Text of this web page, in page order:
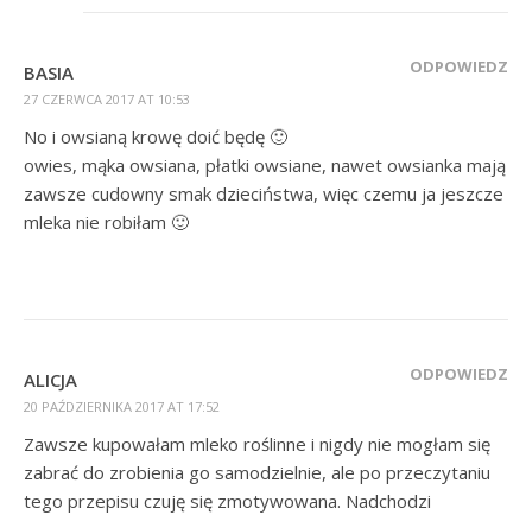
BASIA
27 CZERWCA 2017 AT 10:53
ODPOWIEDZ
No i owsianą krowę doić będę 🙂
owies, mąka owsiana, płatki owsiane, nawet owsianka mają
zawsze cudowny smak dzieciństwa, więc czemu ja jeszcze
mleka nie robiłam 🙂
ALICJA
20 PAŹDZIERNIKA 2017 AT 17:52
ODPOWIEDZ
Zawsze kupowałam mleko roślinne i nigdy nie mogłam się
zabrać do zrobienia go samodzielnie, ale po przeczytaniu
tego przepisu czuję się zmotywowana. Nadchodzi